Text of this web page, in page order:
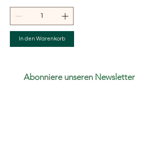
In den Warenkorb
Abonniere unseren Newsletter